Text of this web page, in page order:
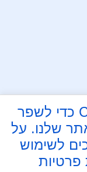
אנו משתמשים בקובצי Cookie כדי לשפר
שלנו. על
לשימוש
פרטיות